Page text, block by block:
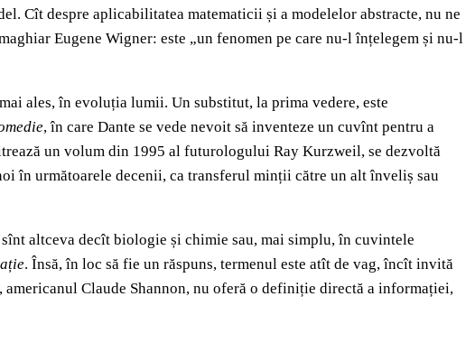
Cît despre aplicabilitatea matematicii și a modelelor abstracte, nu ne
Eugene Wigner: este „un fenomen pe care nu-l înțelegem și nu-l
ales, în evoluția lumii. Un substitut, la prima vedere, este
, în care Dante se vede nevoit să inventeze un cuvînt pentru a
un volum din 1995 al futurologului Ray Kurzweil, se dezvoltă
în următoarele decenii, ca transferul minții către un alt înveliș sau
altceva decît biologie și chimie sau, mai simplu, în cuvintele
. Însă, în loc să fie un răspuns, termenul este atît de vag, încît invită
Claude Shannon, nu oferă o definiție directă a informației,